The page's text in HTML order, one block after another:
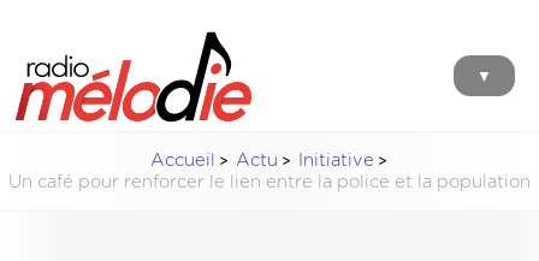
▼
Accueil Actu
Initiative
Un café pour renforcer le lien entre la police et la population